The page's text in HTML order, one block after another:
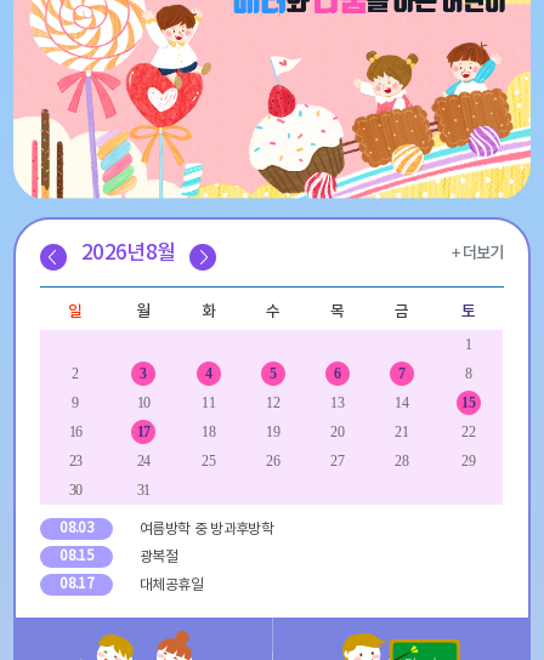
학
2026년8월
일 월 화 수 목 금 토
1
2
3 4 5 6 7
8
9
10 11 12 13 14
15
16
17 18 19 20 21
22
23
24 25 26 27 28
29
30
31
08.03
여름방학 중 방과후방학
08.15
광복절
08.17
대체공휴일